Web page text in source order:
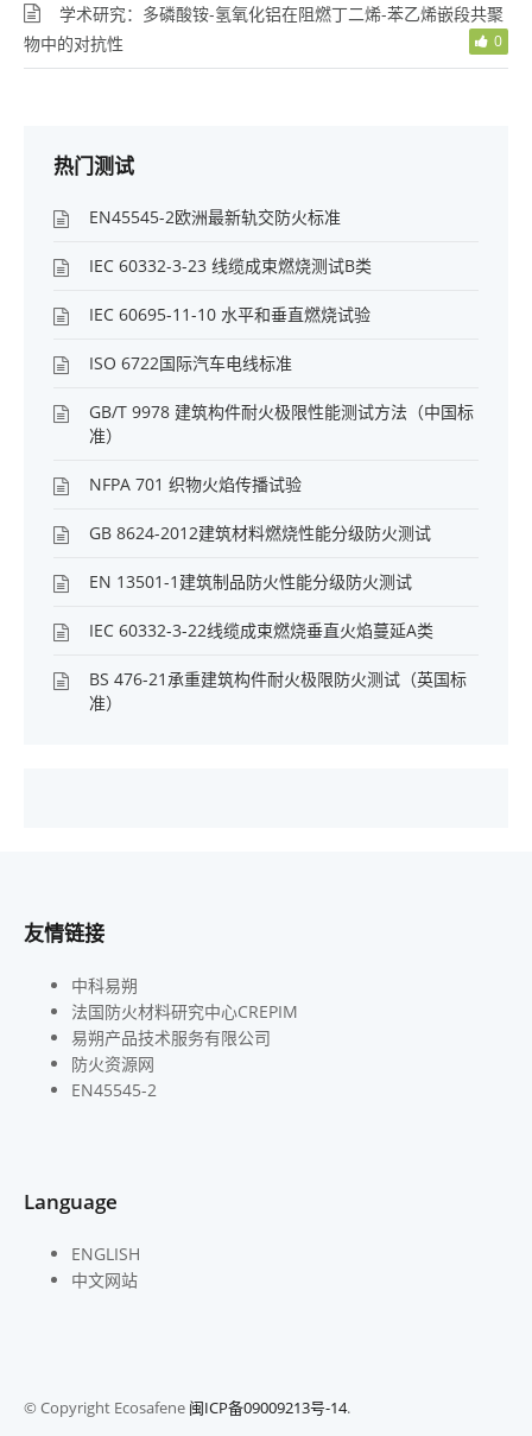
学术研究：多磷酸铵-氢氧化铝在阻燃丁二烯-苯乙烯嵌段共聚
物中的对抗性
0
热门测试
EN45545-2欧洲最新轨交防火标准
IEC 60332-3-23 线缆成束燃烧测试B类
IEC 60695-11-10 水平和垂直燃烧试验
ISO 6722国际汽车电线标准
GB/T 9978 建筑构件耐火极限性能测试方法（中国标
准）
NFPA 701 织物火焰传播试验
GB 8624-2012建筑材料燃烧性能分级防火测试
EN 13501-1建筑制品防火性能分级防火测试
IEC 60332-3-22线缆成束燃烧垂直火焰蔓延A类
BS 476-21承重建筑构件耐火极限防火测试（英国标
准）
友情链接
中科易朔
法国防火材料研究中心CREPIM
易朔产品技术服务有限公司
防火资源网
EN45545-2
Language
ENGLISH
中文网站
© Copyright Ecosafene 闽ICP备09009213号-14.